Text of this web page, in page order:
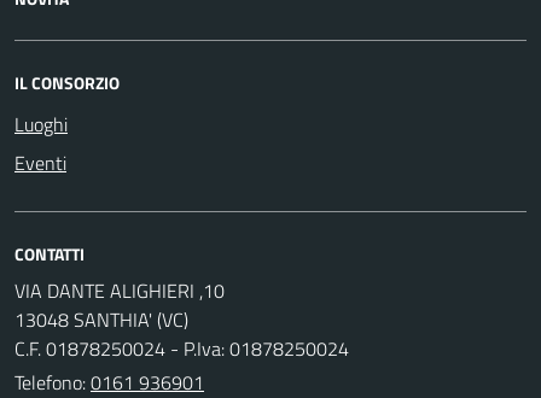
IL CONSORZIO
Luoghi
Eventi
CONTATTI
VIA DANTE ALIGHIERI ,10
13048 SANTHIA' (VC)
C.F. 01878250024 - P.Iva: 01878250024
Telefono:0161 936901